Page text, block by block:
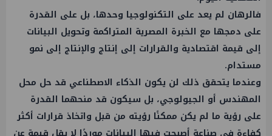
فالرهان لم يعد على التكنولوجيا وحدها، بل على القدرة
على دمجها مع الخبرة المصرية المتراكمة وتحويل البيانات
إلى قيمة اقتصادية والقرارات إلى إنتاج والإنتاج إلى نمو
مستدام.
وعندما يتحقق ذلك لن يكون الذكاء الاصطناعي قد حل محل
المهندس أو الجيولوجي، بل سيكون قد منحهما القدرة
على رؤية ما لم يكن ممكنًا رؤيته من قبل واتخاذ قرارات أكثر